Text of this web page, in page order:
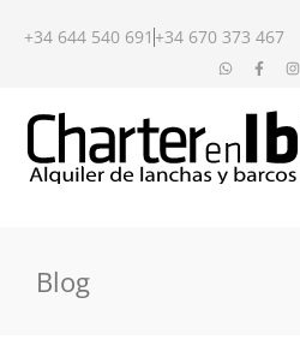
+34 644 540 691 +34 670 373 467
Blog